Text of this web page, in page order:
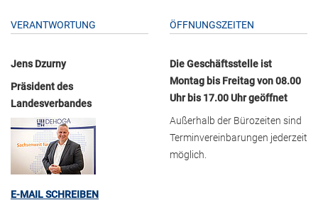
VERANTWORTUNG
Jens Dzurny
Präsident des
Landesverbandes
E-MAIL SCHREIBEN
ÖFFNUNGSZEITEN
Die Geschäftsstelle ist
Montag bis Freitag von 08.00
Uhr bis 17.00 Uhr geöffnet
Außerhalb der Bürozeiten sind
Terminvereinbarungen jederzeit
möglich.